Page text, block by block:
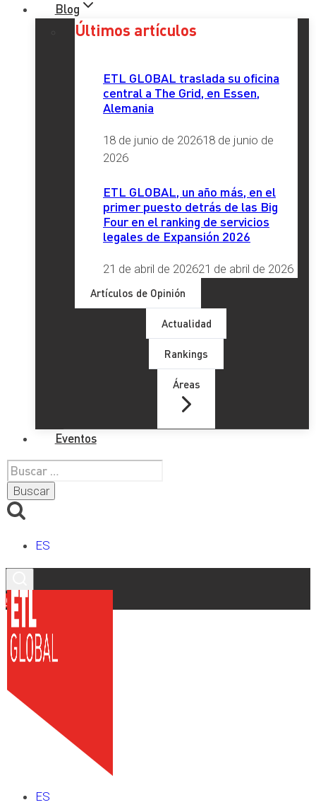
Blog
Últimos artículos
ETL GLOBAL traslada su oficina
central a The Grid, en Essen,
Alemania
18 de junio de 202618 de junio de
2026
ETL GLOBAL, un año más, en el
primer puesto detrás de las Big
Four en el ranking de servicios
legales de Expansión 2026
21 de abril de 202621 de abril de 2026
Artículos de Opinión
Actualidad
Rankings
Áreas
Eventos
Buscar:
ES
Contacto
ES